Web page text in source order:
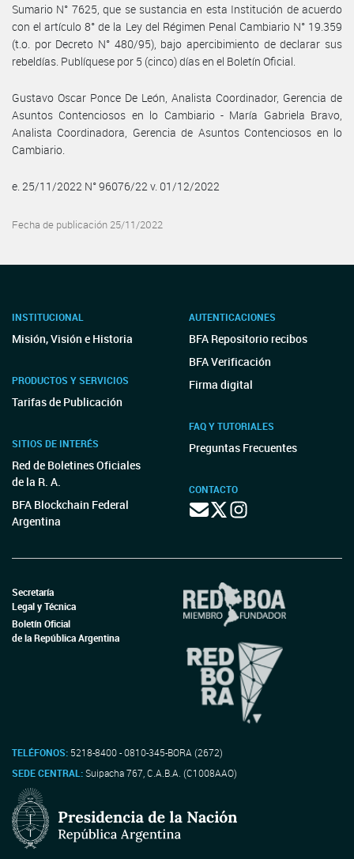
Sumario N° 7625, que se sustancia en esta Institución de acuerdo
con el artículo 8° de la Ley del Régimen Penal Cambiario N° 19.359
(t.o. por Decreto N° 480/95), bajo apercibimiento de declarar sus
rebeldías. Publíquese por 5 (cinco) días en el Boletín Oficial.
Gustavo Oscar Ponce De León, Analista Coordinador, Gerencia de
Asuntos Contenciosos en lo Cambiario - María Gabriela Bravo,
Analista Coordinadora, Gerencia de Asuntos Contenciosos en lo
Cambiario.
e. 25/11/2022 N° 96076/22 v. 01/12/2022
Fecha de publicación 25/11/2022
INSTITUCIONAL
Misión, Visión e Historia
PRODUCTOS Y SERVICIOS
Tarifas de Publicación
SITIOS DE INTERÉS
Red de Boletines Oficiales
de la R. A.
BFA Blockchain Federal
Argentina
AUTENTICACIONES
BFA Repositorio recibos
BFA Verificación
Firma digital
FAQ Y TUTORIALES
Preguntas Frecuentes
CONTACTO
Secretaría
Legal y Técnica
Boletín Oficial
de la República Argentina
TELÉFONOS: 5218-8400 - 0810-345-BORA (2672)
SEDE CENTRAL:Suipacha 767, C.A.B.A. (C1008AAO)